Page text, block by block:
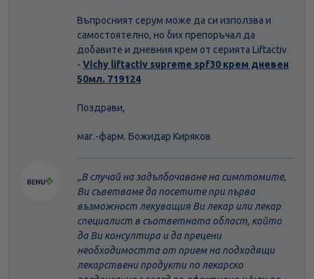
Въпросният серум може да си използва и
самостоятелно, но бих препоръчал да
добавите и дневния крем от серията Liftactiv
- Vichy liftactiv supreme spf30 крем дневен
50мл. 719124
Поздрави,
маг.-фарм. Божидар Киряков
В случай на задълбочаване на симптомите,
Ви съветваме да посетите при първа
възможност лекуващия Ви лекар или лекар
специалист в съответната област, който
да Ви консултира и да прецени
необходимостта от прием на подходящи
лекарствени продукти по лекарско